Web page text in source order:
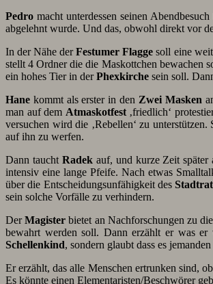
Pedro macht unterdessen seinen
abgelehnt wurde. Und das, obwohl direkt vor
In der Nähe derFestumer Flagge soll eine
stellt 4 Ordner die die Maskottchen bewachen
ein hohes Tier in derPhexkirche sein soll.
Hane kommt als erster in den Zwei Masken
man auf dem Atmaskotfest‚friedlich‘
versuchen wird die ‚Rebellen‘ zu
auf ihn zu werfen.
Dann taucht Radekauf, und kurze Zeit später
intensiv eine lange Pfeife. Nach etwas
über die Entscheidungsunfähigkeit des
sein solche Vorfälle zu verhindern.
DerMagister bietet an Nachforschungen zu
bewahrt werden soll. Dann erzählt er was er
Schellenkind, sondern glaubt dass es
Er erzählt, das alle Menschen ertrunken sind,
Es könnte einen Elementaristen/Beschwörer